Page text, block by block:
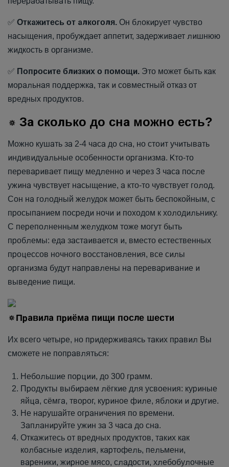
✅ Откажитесь от алкоголя. Он блокирует чувство
насыщения, пробуждает аппетит, задерживает лишнюю
жидкость в организме.
✅ Попросите близких о помощи. Это может быть как
моральная поддержка, так и совместный отказ от
вредных продуктов.
🔅 За сколько до сна можно есть?
Можно кушать за 2-4 часа до сна, но стоит учитывать
индивидуальные особенности организма. Кто-то
переваривает пищу медленно и через 3 часа после
ужина чувствует насыщение, а кто-то чувствует голод.
Сон на голодный желудок может быть беспокойным, с
просыпанием посреди ночи и походом к холодильнику.
С переполненным желудком тоже могут быть
проблемы: еда застаивается и, вместо естественных
процессов ночного восстановления, все силы
организма будут направлены на переваривание и
выведение пищи.
🔅 Правила приёма пищи после шести
Их всего четыре, но придерживаясь таких правил Вы
сможете не поправляться:
Небольшие порции, до 300 грамм.
Продукты выбираем лёгкие для усвоения: куриные
яйца, сёмга, творог, куриное филе, яблоки и другие.
Не нарушайте ограничения по времени.
Запланируйте ужин за 3 часа до сна.
Откажитесь от вредных продуктов, таких как
колбасные изделия, картофель, пельмени,
вареники, жирное мясо, сладости, хлебобулочные